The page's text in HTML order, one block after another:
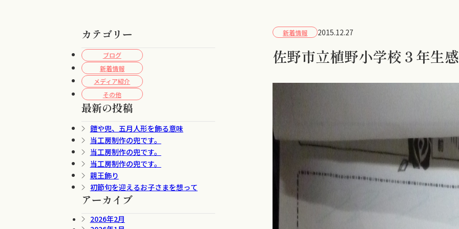
カテゴリー
ブログ
新着情報
メディア紹介
その他
最新の投稿
鎧や兜、五月人形を飾る意味
当工房制作の兜です。
当工房制作の兜です。
当工房制作の兜です。
親王飾り
初節句を迎えるお子さまを想って
アーカイブ
2026年2月
新着情報 2015.12.27
佐野市立植野小学校３年生